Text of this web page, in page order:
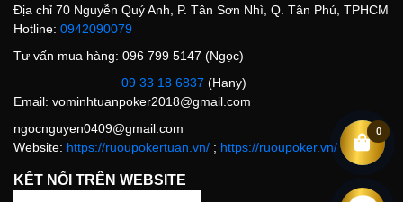
Địa chỉ 70 Nguyễn Quý Anh, P. Tân Sơn Nhì, Q. Tân Phú, TPHCM
Hotline: 0942090079
Tư vấn mua hàng: 096 799 5147 (Ngọc)
09 33 18 6837 (Hany)
Email: vominhtuanpoker2018@gmail.com
ngocnguyen0409@gmail.com
Website: https://ruoupokertuan.vn/ ; https://ruoupoker.vn/
KẾT NỐI TRÊN WEBSITE
0